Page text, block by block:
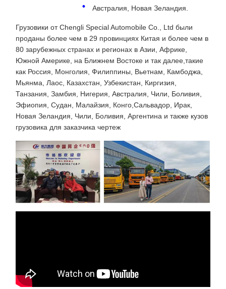
Австралия, Новая Зеландия.
Грузовики от Chengli Special Automobile Co., Ltd были
проданы более чем в 29 провинциях Китая и более чем в
80 зарубежных странах и регионах в Азии, Африке,
Южной Америке, на Ближнем Востоке и так далее,такие
как Россия, Монголия, Филиппины, Вьетнам, Камбоджа,
Мьянма, Лаос, Казахстан, Узбекистан, Киргизия,
Танзания, Замбия, Нигерия, Австралия, Чили, Боливия,
Эфиопия, Судан, Малайзия, Конго,Сальвадор, Ирак,
Новая Зеландия, Чили, Боливия, Аргентина и также кузов
грузовика для заказчика чертеж